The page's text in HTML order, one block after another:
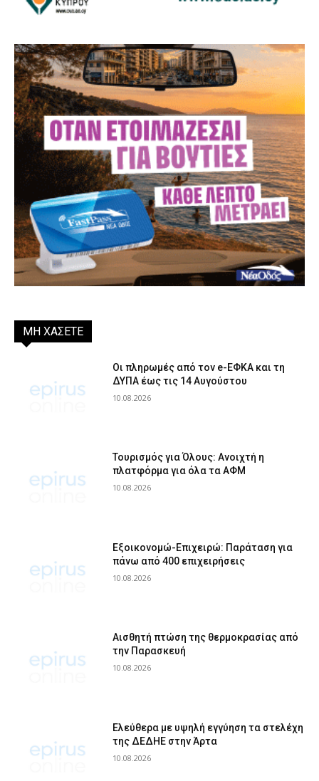
ΜΗ ΧΑΣΕΤΕ
Οι πληρωμές από τον e-ΕΦΚΑ και τη
ΔΥΠΑ έως τις 14 Αυγούστου
10.08.2026
Τουρισμός για Όλους: Ανοιχτή η
πλατφόρμα για όλα τα ΑΦΜ
10.08.2026
Εξοικονομώ-Επιχειρώ: Παράταση για
πάνω από 400 επιχειρήσεις
10.08.2026
Αισθητή πτώση της θερμοκρασίας από
την Παρασκευή
10.08.2026
Ελεύθερα με υψηλή εγγύηση τα στελέχη
της ΔΕΔΗΕ στην Άρτα
10.08.2026